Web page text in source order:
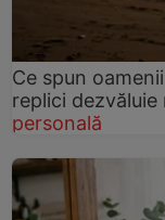
Ce spun
replici
personală